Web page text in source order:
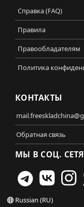
Справка (FAQ)
Правила
Правообладателям
Политика
КОНТАКТЫ
Обратная связь
МЫ В СОЦ.
Russian (RU)